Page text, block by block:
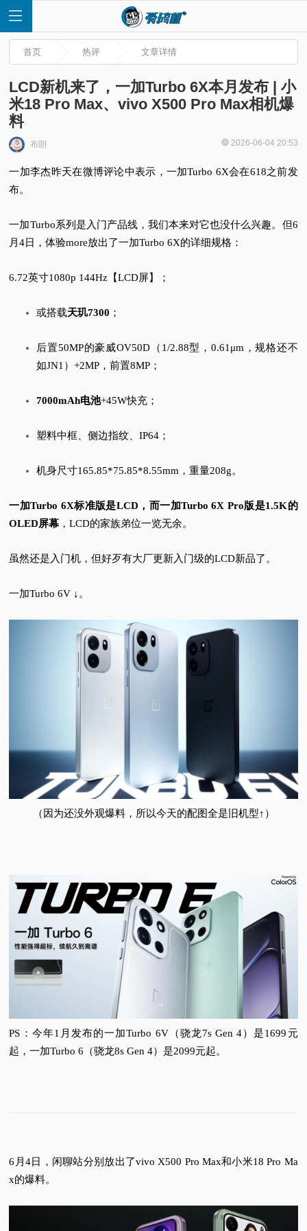
首
快
讯
首页 热评 文章详情
LCD新机来了，一加Turbo 6X本月发布 | 小
米18 Pro Max、vivo X500 Pro Max相机爆
料
布朗 2026-06-04 20:53
一加李杰昨天在微博评论中表示，一加Turbo 6X会在618之前发
布。
一加Turbo系列是入门产品线，我们本来对它也没什么兴趣。但6
月4日，体验more放出了一加Turbo 6X的详细规格：
6.72英寸1080p 144Hz【LCD屏】；
或搭载天玑7300 ；
后置50MP的豪威OV50D（1/2.88型，0.61μm，规格还不
如JN1）+2MP，前置8MP；
7000mAh电池+45W快充；
塑料中框、侧边指纹、IP64；
机身尺寸165.85*75.85*8.55mm，重量208g。
一加Turbo 6X标准版是LCD，而一加Turbo 6X Pro版是1.5K的
OLED屏幕 ，LCD的家族弟位一览无余。
虽然还是入门机，但好歹有大厂更新入门级的LCD新品了。
一加Turbo 6V ↓。
（因为还没外观爆料，所以今天的配图全是旧机型↑）
PS：今年1月发布的一加Turbo 6V（骁龙7s Gen 4）是1699元
起，一加Turbo 6（骁龙8s Gen 4）是2099元起。
6月4日，闲聊站分别放出了vivo X500 Pro Max和小米18 Pro Ma
x的爆料。